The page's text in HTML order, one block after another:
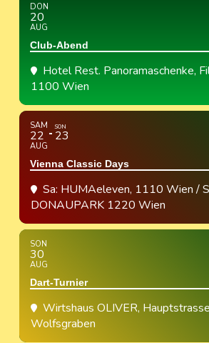
DON
20
AUG
Club-Abend
Hotel Rest. Panoramaschenke,
1100 Wien
SAM
22
AUG
SON
23
Vienna Classic Days
Sa: HUMAeleven, 1110 Wien /
DONAUPARK 1220 Wien
SON
30
AUG
Dart-Turnier
Wirtshaus OLIVER,
Wolfsgraben